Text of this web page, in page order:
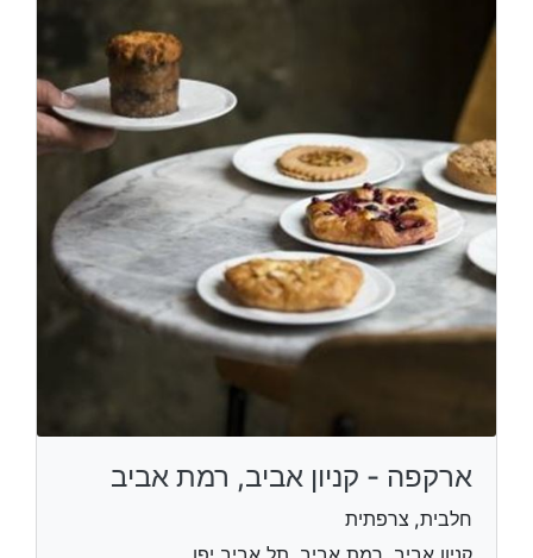
ארקפה - קניון אביב, רמת אביב
חלבית, צרפתית